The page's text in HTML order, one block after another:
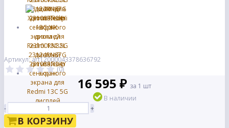
Артикул: art12000043378636792
(0)
16 595 ₽ за 1 шт
В наличии
-
+
В КОРЗИНУ